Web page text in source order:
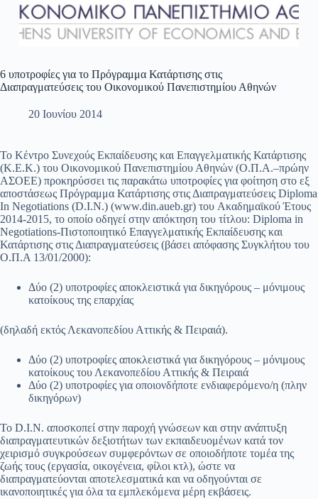
6 υποτροφίες για το Πρόγραμμα Κατάρτισης στις
Διαπραγματεύσεις του Οικονομικού Πανεπιστημίου Αθηνών
20 Ιουνίου 2014
Το Κέντρο Συνεχούς Εκπαίδευσης και Επαγγελματικής Κατάρτισης
(Κ.Ε.Κ.) του Οικονομικού Πανεπιστημίου Αθηνών (Ο.Π.Α.–πρώην
ΑΣΟΕΕ) προκηρύσσει τις παρακάτω υποτροφίες για φοίτηση στο εξ
αποστάσεως Πρόγραμμα Κατάρτισης στις Διαπραγματεύσεις Diploma
In Negotiations (D.I.N.) (www.din.aueb.gr) του Aκαδημαϊκού Έτους
2014-2015, το οποίο οδηγεί στην απόκτηση του τίτλου: Diploma in
Negotiations-Πιστοποιητικό Επαγγελματικής Εκπαίδευσης και
Κατάρτισης στις Διαπραγματεύσεις (βάσει απόφασης Συγκλήτου του
Ο.Π.Α 13/01/2000):
Δύο (2) υποτροφίες αποκλειστικά για δικηγόρους – μόνιμους
κατοίκους της επαρχίας
(δηλαδή εκτός Λεκανοπεδίου Αττικής & Πειραιά).
Δύο (2) υποτροφίες αποκλειστικά για δικηγόρους – μόνιμους
κατοίκους του Λεκανοπεδίου Αττικής & Πειραιά
Δύο (2) υποτροφίες για οποιονδήποτε ενδιαφερόμενο/η (πλην
δικηγόρων)
Το D.I.N. αποσκοπεί στην παροχή γνώσεων και στην ανάπτυξη
διαπραγματευτικών δεξιοτήτων των εκπαιδευομένων κατά τον
χειρισμό συγκρούσεων συμφερόντων σε οποιοδήποτε τομέα της
ζωής τους (εργασία, οικογένεια, φίλοι κτλ), ώστε να
διαπραγματεύονται αποτελεσματικά και να οδηγούνται σε
ικανοποιητικές για όλα τα εμπλεκόμενα μέρη εκβάσεις.